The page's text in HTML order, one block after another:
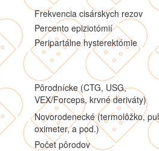
Frekvencia cisárskych rezov
Percento epiziotómií
Peripartálne hysterektómie
Pôrodnícke (CTG, USG,
VEX/Forceps, krvné deriváty)
Novorodenecké (termolôžko,
oximeter, a pod.)
Počet pôrodov